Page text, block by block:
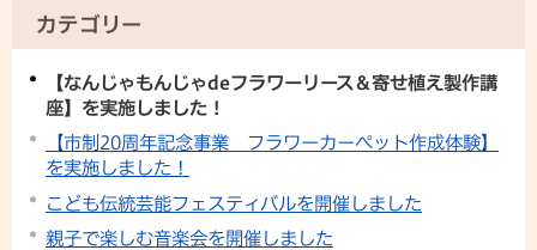
カテゴリー
【なんじゃもんじゃdeフラワーリース＆寄せ植え製作講
座】を実施しました！
【市制20周年記念事業 フラワーカーペット作成体験】
を実施しました！
こども伝統芸能フェスティバルを開催しました
親子で楽しむ音楽会を開催しました